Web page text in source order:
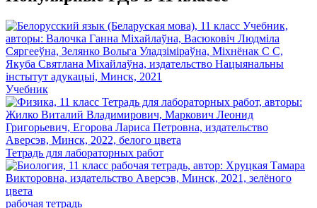
Учебник
Тетрадь для лабораторных работ
рабочая тетрадь